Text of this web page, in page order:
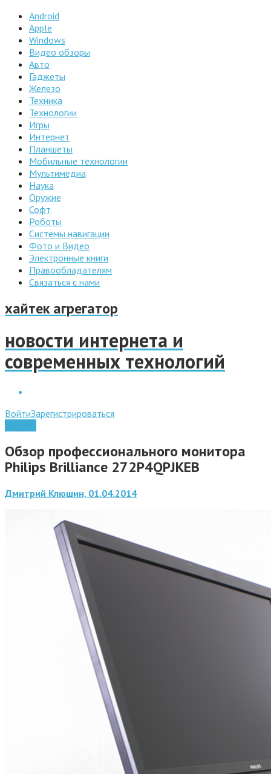
Android
Apple
Windows
Видео обзоры
Авто
Гаджеты
Железо
Техника
Технологии
Игры
Интернет
Планшеты
Мобильные технологии
Мультимедиа
Наука
Оружие
Софт
Роботы
Системы навигации
Фото и Видео
Электронные книги
Правообладателям
Связаться с нами
хайтек агрегатор
новости интернета и
современных технологий
ВойтиЗарегистрироваться
Обзор профессионального монитора
Philips Brilliance 272P4QPJKEB
Дмитрий Клюшин, 01.04.2014